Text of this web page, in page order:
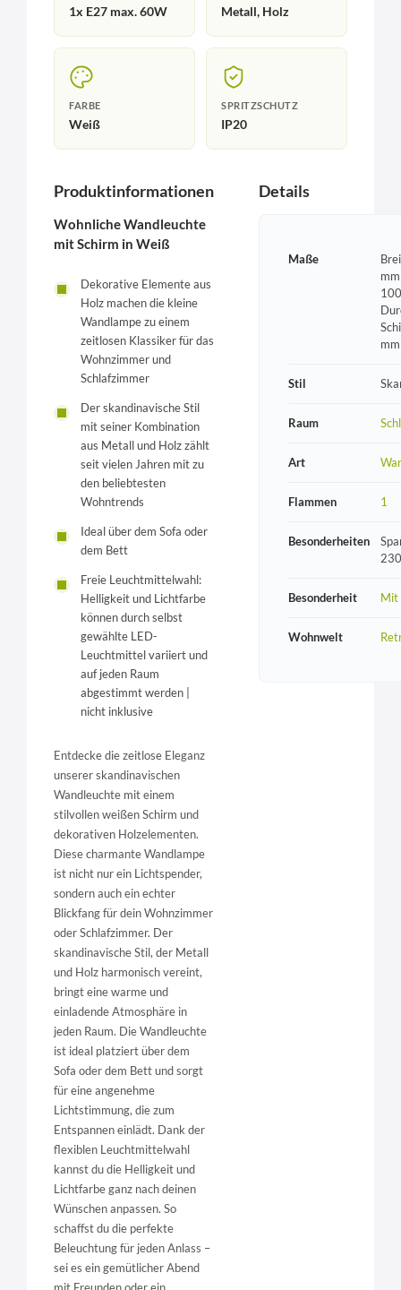
1x E27 max. 60W Metall, Holz
FARBE
Weiß
SPRITZSCHUTZ
IP20
Produktinformationen
Wohnliche Wandleuchte
mit Schirm in Weiß
Dekorative Elemente aus
Holz machen die kleine
Wandlampe zu einem
zeitlosen Klassiker für das
Wohnzimmer und
Schlafzimmer
Der skandinavische Stil
mit seiner Kombination
aus Metall und Holz zählt
seit vielen Jahren mit zu
den beliebtesten
Wohntrends
Ideal über dem Sofa oder
dem Bett
Freie Leuchtmittelwahl:
Helligkeit und Lichtfarbe
können durch selbst
gewählte LED-
Leuchtmittel variiert und
auf jeden Raum
abgestimmt werden |
nicht inklusive
Entdecke die zeitlose Eleganz
unserer skandinavischen
Wandleuchte mit einem
stilvollen weißen Schirm und
dekorativen Holzelementen.
Diese charmante Wandlampe
ist nicht nur ein Lichtspender,
sondern auch ein echter
Blickfang für dein Wohnzimmer
oder Schlafzimmer. Der
skandinavische Stil, der Metall
und Holz harmonisch vereint,
bringt eine warme und
einladende Atmosphäre in
jeden Raum. Die Wandleuchte
ist ideal platziert über dem
Sofa oder dem Bett und sorgt
für eine angenehme
Lichtstimmung, die zum
Entspannen einlädt. Dank der
flexiblen Leuchtmittelwahl
kannst du die Helligkeit und
Lichtfarbe ganz nach deinen
Wünschen anpassen. So
schaffst du die perfekte
Beleuchtung für jeden Anlass –
sei es ein gemütlicher Abend
mit Freunden oder ein
Details
Maße
mm
Stil
Raum
Art
Flammen 1
Besonderheiten
Besonderheit Mit
Wohnwelt